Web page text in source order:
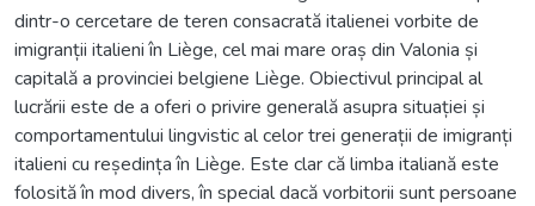
dintr-o cercetare de teren consacrată italienei vorbite de
imigranții italieni în Liège, cel mai mare oraș din Valonia și
capitală a provinciei belgiene Liège. Obiectivul principal al
lucrării este de a oferi o privire generală asupra situației și
comportamentului lingvistic al celor trei generații de imigranți
italieni cu reședința în Liège. Este clar că limba italiană este
folosită în mod divers, în special dacă vorbitorii sunt persoane